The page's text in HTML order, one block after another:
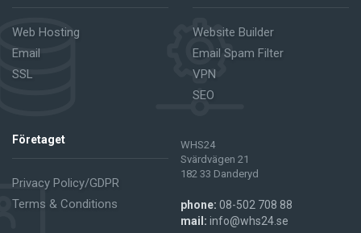
Web Hosting
Email
SSL
Website Builder
Email Spam Filter
VPN
SEO
Företaget
Privacy Policy/GDPR
Terms & Conditions
WHS24
Svärdvägen 21
182 33 Danderyd
phone: 08-502 708 88
mail: info@whs24.se